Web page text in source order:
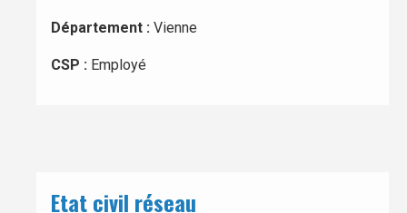
Département : Vienne
CSP : Employé
Etat civil réseau